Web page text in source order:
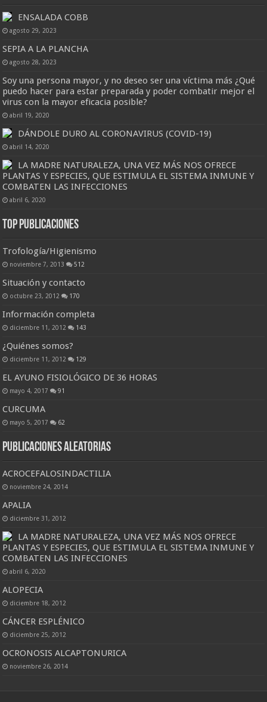
ENSALADA COBB
agosto 29, 2023
SEPIA A LA PLANCHA
agosto 28, 2023
Soy una persona mayor, y no deseo ser una víctima más ¿Qué
puedo hacer para estar preparada y poder combatir mejor el
virus con la mayor eficacia posible?
abril 19, 2020
DÁNDOLE DURO AL CORONAVIRUS (COVID-19)
abril 14, 2020
LA MADRE NATURALEZA, UNA VEZ MÁS NOS OFRECE
PLANTAS Y ESPECIES, QUE ESTIMULA EL SISTEMA INMUNE Y
COMBATEN LAS INFECCIONES
abril 6, 2020
Top Publicaciones
Trofología/Higienismo
noviembre 7, 2013 512
Situación y contacto
octubre 23, 2012 170
Información completa
diciembre 11, 2012 143
¿Quiénes somos?
diciembre 11, 2012 129
EL AYUNO FISIOLÓGICO DE 36 HORAS
mayo 4, 2017 91
CURCUMA
mayo 5, 2017 62
Publicaciones Aleatorias
ACROCEFALOSINDACTILIA
noviembre 24, 2014
APALIA
diciembre 31, 2012
LA MADRE NATURALEZA, UNA VEZ MÁS NOS OFRECE
PLANTAS Y ESPECIES, QUE ESTIMULA EL SISTEMA INMUNE Y
COMBATEN LAS INFECCIONES
abril 6, 2020
ALOPECIA
diciembre 18, 2012
CÁNCER ESPLÉNICO
diciembre 25, 2012
OCRONOSIS ALCAPTONURICA
noviembre 26, 2014